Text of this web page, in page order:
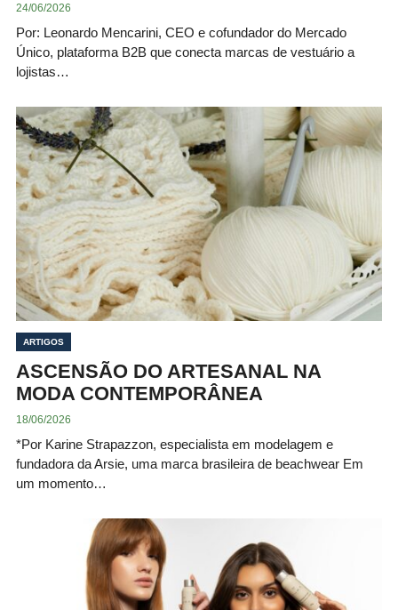
24/06/2026
Por: Leonardo Mencarini, CEO e cofundador do Mercado
Único, plataforma B2B que conecta marcas de vestuário a
lojistas…
ARTIGOS
ASCENSÃO DO ARTESANAL NA
MODA CONTEMPORÂNEA
18/06/2026
*Por Karine Strapazzon, especialista em modelagem e
fundadora da Arsie, uma marca brasileira de beachwear Em
um momento…